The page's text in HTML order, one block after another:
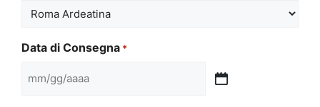
slash
Data di Consegna *
MM